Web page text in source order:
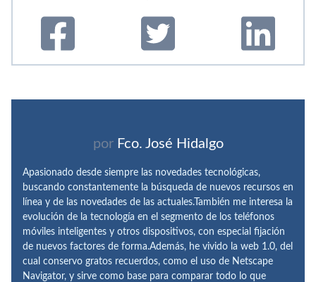
por Fco. José Hidalgo
Apasionado desde siempre las novedades tecnológicas,
buscando constantemente la búsqueda de nuevos recursos en
línea y de las novedades de las actuales.También me interesa la
evolución de la tecnología en el segmento de los teléfonos
móviles inteligentes y otros dispositivos, con especial fijación
de nuevos factores de forma.Además, he vivido la web 1.0, del
cual conservo gratos recuerdos, como el uso de Netscape
Navigator, y sirve como base para comparar todo lo que